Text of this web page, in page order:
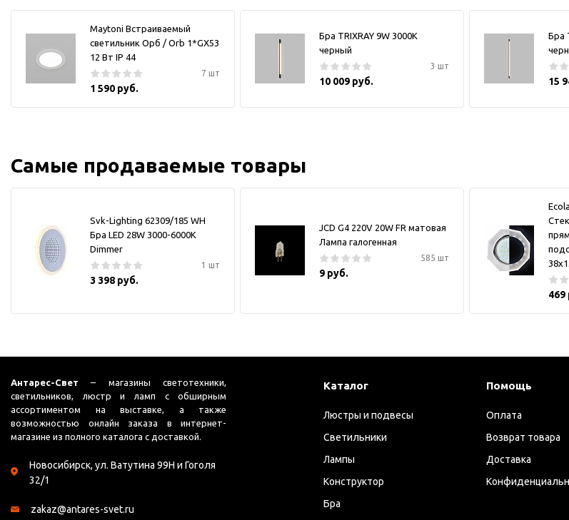
Maytoni Встраиваемый
светильник Орб / Orb 1*GX53
12 Вт IP 44
7 шт
1 590 руб.
Бра TRIXRAY 9W 3000К
черный
3 шт
10 009 руб.
Бра
15
Самые продаваемые товары
Svk-Lighting 62309/185 WH
Бра LED 28W 3000-6000K
Dimmer
1 шт
3 398 руб.
JCD G4 220V 20W FR матовая
Лампа галогенная
585 шт
9 руб.
469
Антарес-Свет – магазины светотехники,
светильников, люстр и ламп с обширным
ассортиментом на выставке, а также
возможностью онлайн заказа в интернет-
магазине из полного каталога с доставкой.
Новосибирск, ул. Ватутина 99Н и Гоголя
32/1
zakaz@antares-svet.ru
Каталог
Люстры и подвесы
Светильники
Лампы
Конструктор
Бра
Помощь
Оплата
Возврат товара
Доставка